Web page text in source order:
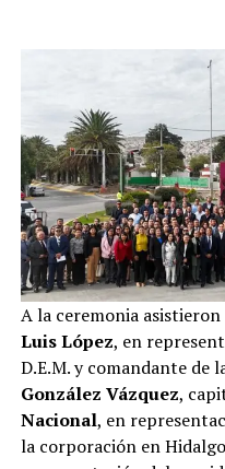
A la ceremonia
Luis López, en
D.E.M. y comandante de
González Vázquez,
Nacional, en
la corporación en